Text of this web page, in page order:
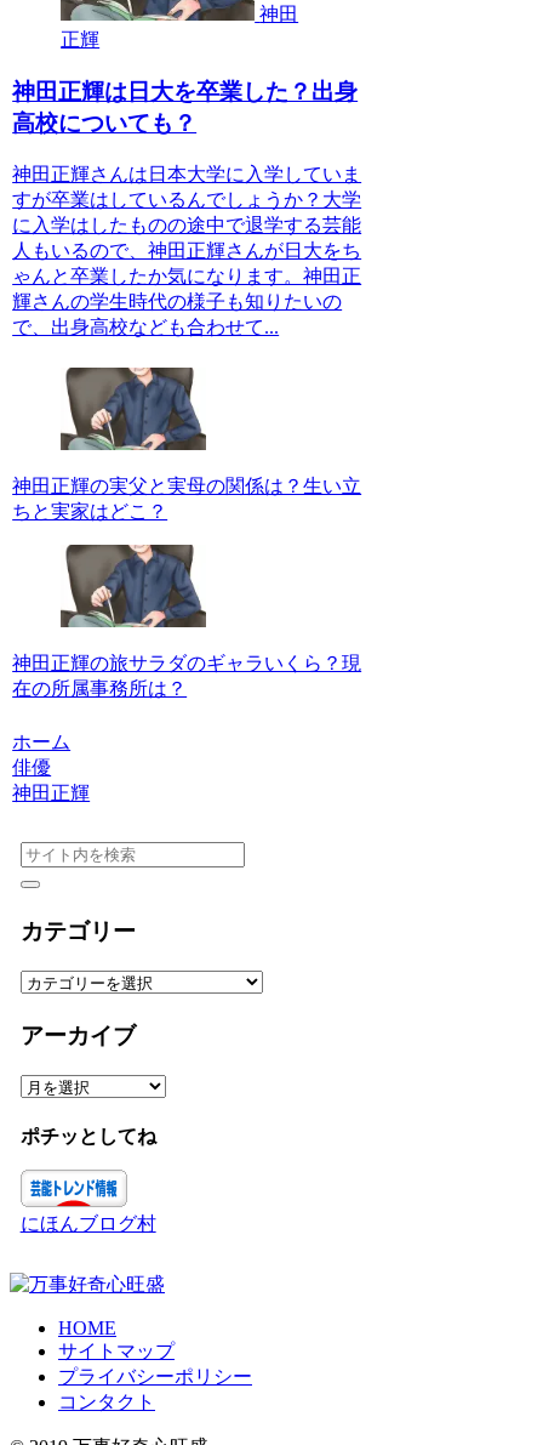
神田
正輝
神田正輝は日大を卒業した？出身
高校についても？
神田正輝さんは日本大学に入学していま
すが卒業はしているんでしょうか？大学
に入学はしたものの途中で退学する芸能
人もいるので、神田正輝さんが日大をち
ゃんと卒業したか気になります。神田正
輝さんの学生時代の様子も知りたいの
で、出身高校なども合わせて...
神田正輝の実父と実母の関係は？生い立
ちと実家はどこ？
神田正輝の旅サラダのギャラいくら？現
在の所属事務所は？
ホーム
俳優
神田正輝
カテゴリー
カ
ゴ
ー
アーカイブ
ア
カ
ブ
ポチッとしてね
にほんブログ村
HOME
サイトマップ
プライバシーポリシー
コンタクト